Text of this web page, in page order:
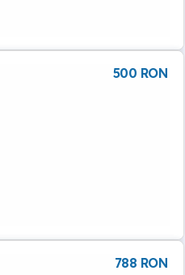
500 RON
788 RON